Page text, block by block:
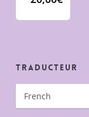
Traducteur